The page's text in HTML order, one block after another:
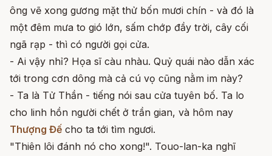
ông vẽ xong gương mặt thử bốn mươi chín - và đó là
một đêm mưa to gió lớn, sấm chớp đầy trời, cây cối
ngã rạp - thì có người gọi cửa.
- Ai vậy nhỉ? Họa sĩ càu nhàu. Quỷ quái nào dẫn xác
tới trong cơn dông mà cả cú vọ cũng nằm im này?
- Ta là Tử Thần - tiếng nói sau cửa tuyên bố. Ta lo
cho linh hồn người chết ở trần gian, và hôm nay
Thượng Đế cho ta tới tìm ngươi.
"Thiên lôi đánh nó cho xong!". Touo-lan-ka nghĩ